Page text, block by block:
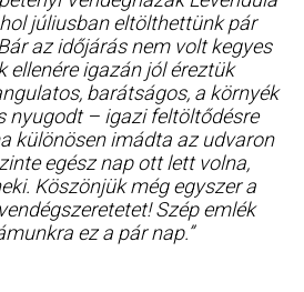
júliusban eltölthettünk pár
az időjárás nem volt kegyes
ellenére igazán jól éreztük
barátságos, a környék
nyugodt – igazi feltöltődésre
különösen imádta az udvaron
egész nap ott lett volna,
Köszönjük még egyszer a
Szép emlék
ez a pár nap.”